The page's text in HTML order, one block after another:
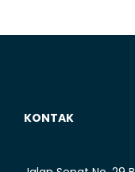
KONTAK